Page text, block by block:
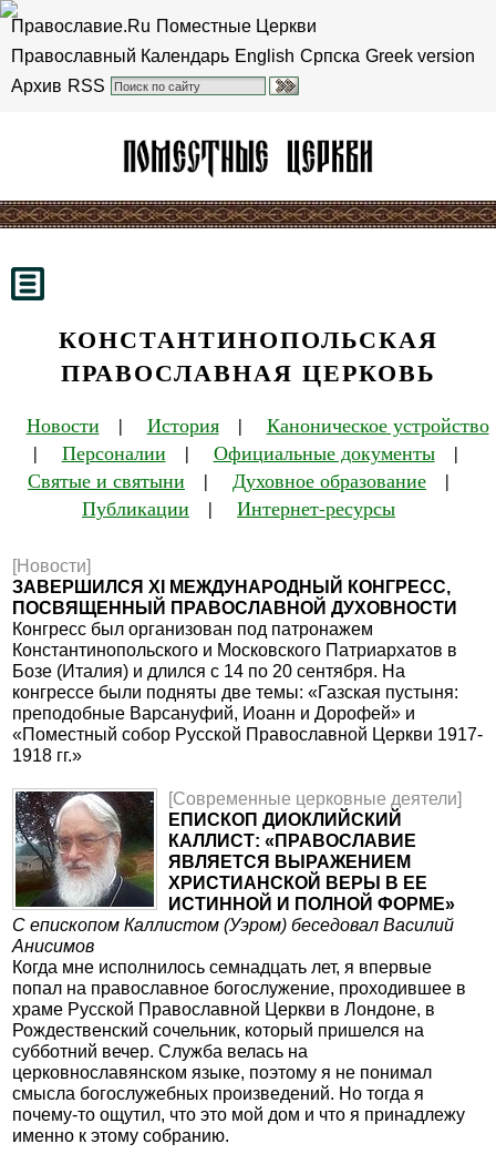
Православие.Ru Поместные Церкви
Православный Календарь English Српска Greek version
Архив RSS
КОНСТАНТИНОПОЛЬСКАЯ
ПРАВОСЛАВНАЯ ЦЕРКОВЬ
Новости | История| Каноническое устройство
| Персоналии | Официальные документы|
Святые и святыни | Духовное образование |
Публикации | Интернет-ресурсы
[Новости]
ЗАВЕРШИЛСЯ XI МЕЖДУНАРОДНЫЙ КОНГРЕСС,
ПОСВЯЩЕННЫЙ ПРАВОСЛАВНОЙ ДУХОВНОСТИ
Конгресс был организован под патронажем
Константинопольского и Московского Патриархатов в
Бозе (Италия) и длился с 14 по 20 сентября. На
конгрессе были подняты две темы: «Газская пустыня:
преподобные Варсануфий, Иоанн и Дорофей» и
«Поместный собор Русской Православной Церкви 1917-
1918 гг.»
[Современные церковные деятели]
ЕПИСКОП ДИОКЛИЙСКИЙ
КАЛЛИСТ: «ПРАВОСЛАВИЕ
ЯВЛЯЕТСЯ ВЫРАЖЕНИЕМ
ХРИСТИАНСКОЙ ВЕРЫ В ЕЕ
ИСТИННОЙ И ПОЛНОЙ ФОРМЕ»
С епископом Каллистом (Уэром) беседовал Василий
Анисимов
Когда мне исполнилось семнадцать лет, я впервые
попал на православное богослужение, проходившее в
храме Русской Православной Церкви в Лондоне, в
Рождественский сочельник, который пришелся на
субботний вечер. Служба велась на
церковнославянском языке, поэтому я не понимал
смысла богослужебных произведений. Но тогда я
почему-то ощутил, что это мой дом и что я принадлежу
именно к этому собранию.